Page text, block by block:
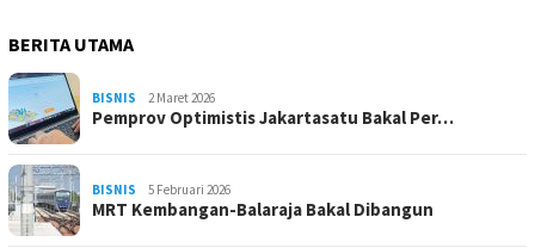
BERITA UTAMA
BISNIS 2 Maret 2026
Pemprov Optimistis Jakartasatu Bakal Per…
BISNIS 5 Februari 2026
MRT Kembangan-Balaraja Bakal Dibangun